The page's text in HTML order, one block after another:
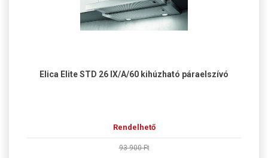
Elica Elite STD 26 IX/A/60 kihúzható páraelszívó
Rendelhető
93 900 Ft